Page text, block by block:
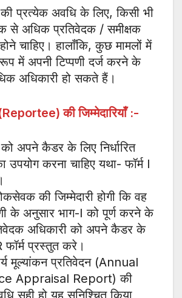
प्रत्येक अवधि के लिए, किसी भी
से अधिक प्रतिवेदक / समीक्षक
चाहिए। हालाँकि, कुछ मामलों में
में अपनी टिप्पणी दर्ज करने के
अधिकारी हो सकते हैं।
की जिम्मेदारियाँ :-
अपने कैडर के लिए निर्धारित
उपयोग करना चाहिए यथा- फॉर्म I
की जिम्मेदारी होगी कि वह
के अनुसार भाग-I को पूर्ण करने के
अधिकारी को अपने कैडर के
प्रस्तुत करे।
मूल्यांकन प्रतिवेदन (Annual
Appraisal Report) की